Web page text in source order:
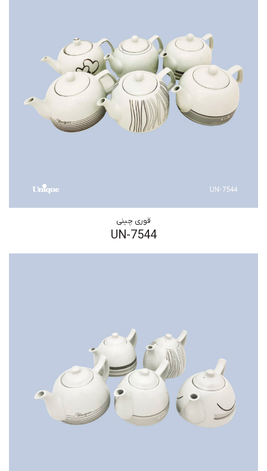
قوری چینی
UN-7544